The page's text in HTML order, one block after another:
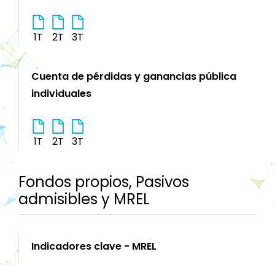
1T 2T 3T
Cuenta de pérdidas y ganancias pública
individuales
1T 2T 3T
Fondos propios, Pasivos
admisibles y MREL
Indicadores clave - MREL